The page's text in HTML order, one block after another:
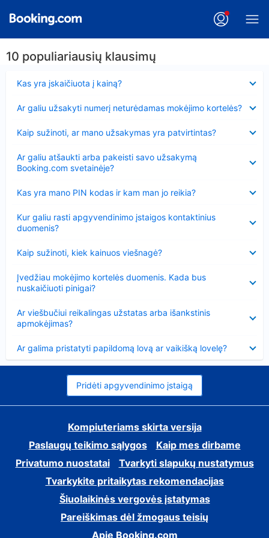
10 populiariausių klausimų
Kas yra įskaičiuota į kainą?
Ar galiu užsakyti numerį neturėdamas mokėjimo kortelės?
Kaip sužinoti, ar mano užsakymas yra patvirtintas?
Ar galiu atšaukti arba pakeisti savo užsakymą
Booking.com svetainėje?
Kas yra mano PIN kodas ir kam man jo reikia?
Kur galiu rasti apgyvendinimo įstaigos kontaktinius
duomenis?
Kaip sužinoti, kiek kainuos viešnagė?
Įvedžiau mokėjimo kortelės duomenis. Kada bus
nuskaičiuoti pinigai?
Ar viešbučiui reikalingas užstatas arba išankstinis
apmokėjimas?
Ar galima pristatyti papildomą lovą ar vaikišką lovelę?
Pridėti apgyvendinimo įstaigą
Kompiuteriams skirta versija
Paslaugų teikimo sąlygos
Kaip mes dirbame
Privatumo nuostatai
Tvarkyti slapukų nustatymus
Tvarkykite pritaikytas rekomendacijas
Šiuolaikinės vergovės įstatymas
Pareiškimas dėl žmogaus teisių
Apie Booking.com